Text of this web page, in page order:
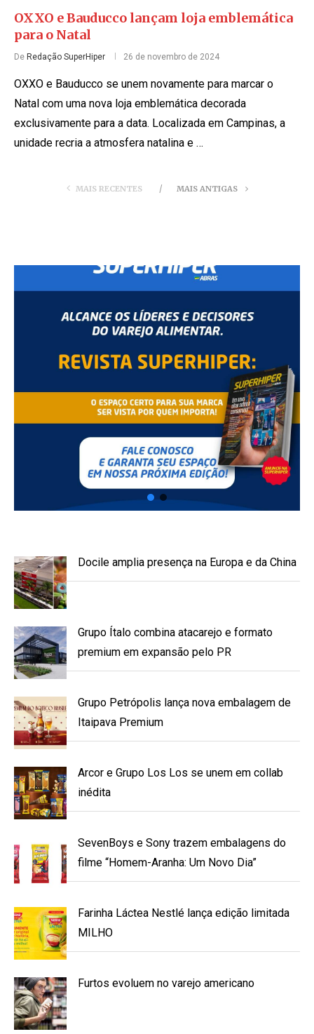
OXXO e Bauducco lançam loja emblemática
para o Natal
De Redação SuperHiper 26 de novembro de 2024
OXXO e Bauducco se unem novamente para marcar o
Natal com uma nova loja emblemática decorada
exclusivamente para a data. Localizada em Campinas, a
unidade recria a atmosfera natalina e …
MAIS RECENTES MAIS ANTIGAS
Docile amplia presença na Europa e da China
Grupo Ítalo combina atacarejo e formato
premium em expansão pelo PR
Grupo Petrópolis lança nova embalagem de
Itaipava Premium
Arcor e Grupo Los Los se unem em collab
inédita
SevenBoys e Sony trazem embalagens do
filme “Homem-Aranha: Um Novo Dia”
Farinha Láctea Nestlé lança edição limitada
MILHO
Furtos evoluem no varejo americano